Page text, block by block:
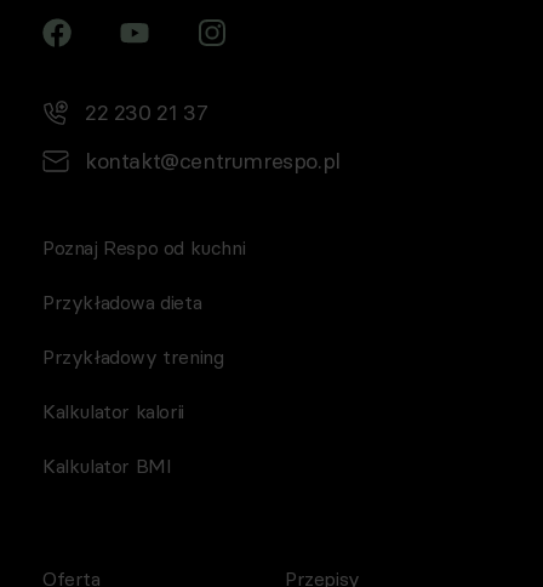
22 230 21 37
kontakt@centrumrespo.pl
Poznaj Respo od kuchni
Przykładowa dieta
Przykładowy trening
Kalkulator kalorii
Kalkulator BMI
Oferta Przepisy